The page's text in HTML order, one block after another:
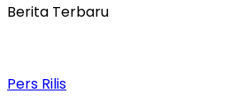
Berita Terbaru
Pers Rilis